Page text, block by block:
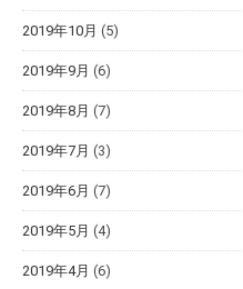
2019年10月 (5)
2019年9月 (6)
2019年8月 (7)
2019年7月 (3)
2019年6月 (7)
2019年5月 (4)
2019年4月 (6)